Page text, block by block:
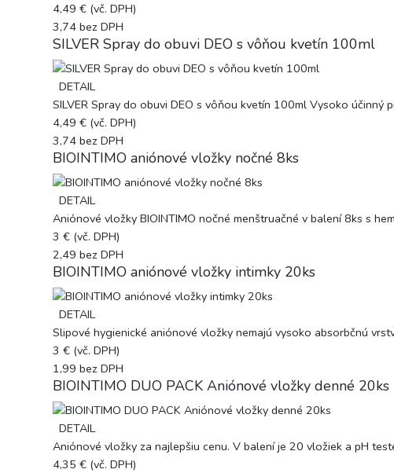
4,49 € (vč. DPH)
3,74 bez DPH
SILVER Spray do obuvi DEO s vôňou kvetín 100ml
DETAIL
SILVER Spray do obuvi DEO s vôňou kvetín 100ml Vysoko
4,49 € (vč. DPH)
3,74 bez DPH
BIOINTIMO aniónové vložky nočné 8ks
DETAIL
Aniónové vložky BIOINTIMO nočné menštruačné v balení 8ks s
3 € (vč. DPH)
2,49 bez DPH
BIOINTIMO aniónové vložky intimky 20ks
DETAIL
Slipové hygienické aniónové vložky nemajú vysoko absorbčnú
3 € (vč. DPH)
1,99 bez DPH
BIOINTIMO DUO PACK Aniónové vložky denné 20ks
DETAIL
Aniónové vložky za najlepšiu cenu. V balení je 20 vložiek a pH
4,35 € (vč. DPH)